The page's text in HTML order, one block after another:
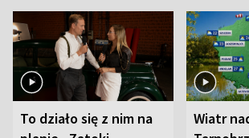
To działo się z nim na
Wiatr